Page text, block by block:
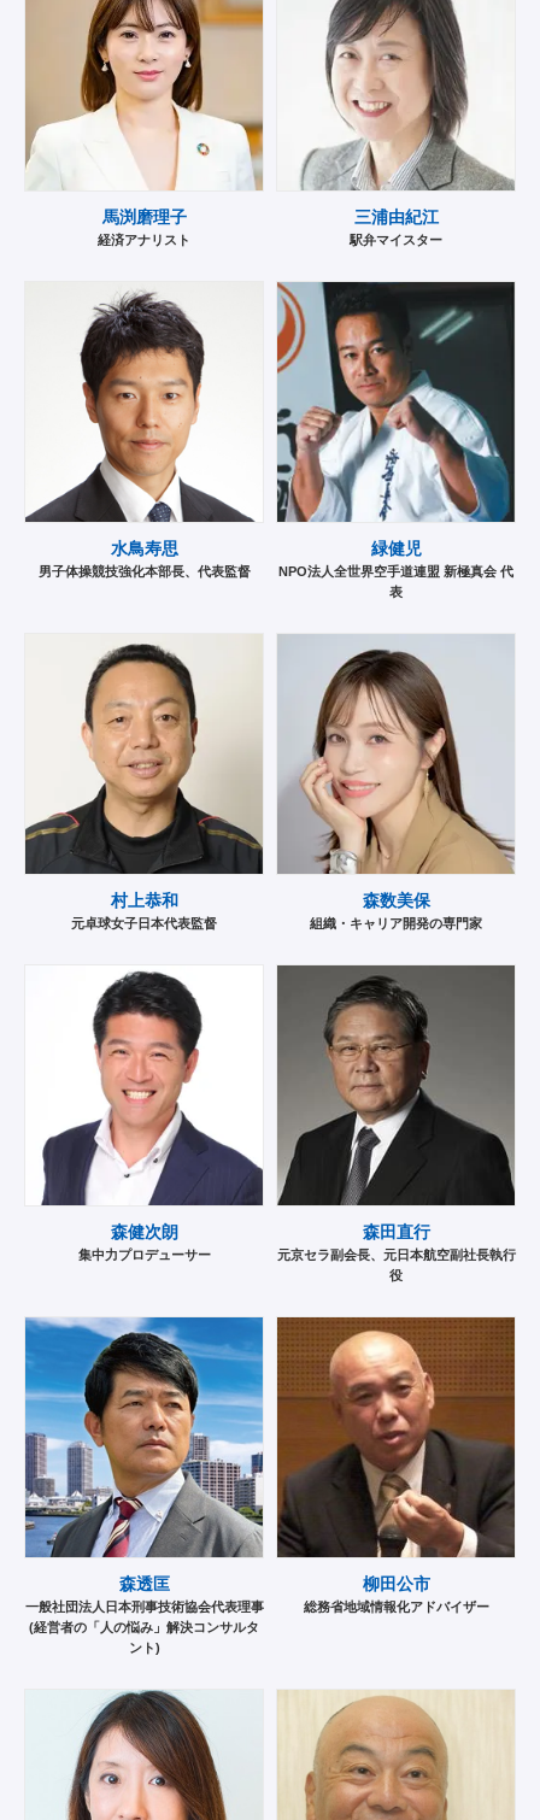
馬渕磨理子
経済アナリスト
三浦由紀江
駅弁マイスター
水鳥寿思
男子体操競技強化本部長、代表監督
緑健児
NPO法人全世界空手道連盟 新極真会 代
表
村上恭和
元卓球女子日本代表監督
森数美保
組織・キャリア開発の専門家
森健次朗
集中力プロデューサー
森田直行
元京セラ副会長、元日本航空副社長執行
役
森透匡
一般社団法人日本刑事技術協会代表理事
(経営者の「人の悩み」解決コンサルタ
ント)
柳田公市
総務省地域情報化アドバイザー